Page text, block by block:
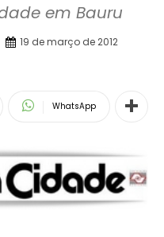
em Bauru
19 de março de 2012
WhatsApp